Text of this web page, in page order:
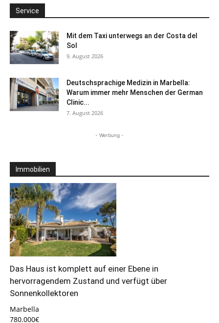
Service
Mit dem Taxi unterwegs an der Costa del
Sol
9. August 2026
Deutschsprachige Medizin in Marbella:
Warum immer mehr Menschen der German
Clinic...
7. August 2026
- Werbung -
Immobilien
Das Haus ist komplett auf einer Ebene in
hervorragendem Zustand und verfügt über
Sonnenkollektoren
Marbella
780.000€